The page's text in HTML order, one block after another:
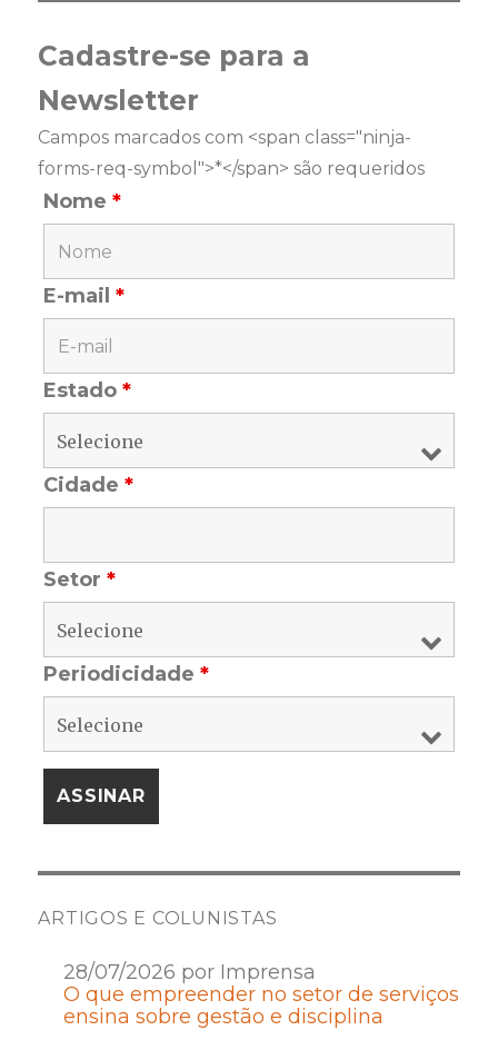
Cadastre-se para a
Newsletter
Campos marcados com <span class="ninja-
forms-req-symbol">*</span> são requeridos
Nome*
E-mail*
Estado*
Cidade*
Setor*
Periodicidade*
ARTIGOS E COLUNISTAS
28/07/2026 por Imprensa
O que empreender no setor de serviços
ensina sobre gestão e disciplina